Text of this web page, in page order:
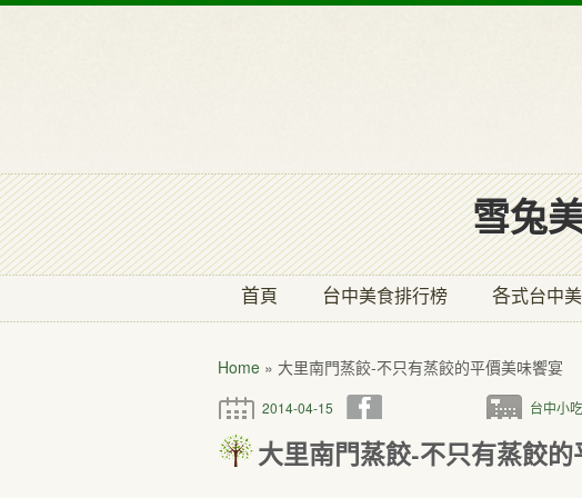
雪兔
首頁 台中美食排行榜 各式台中
Home » 大里南門蒸餃-不只有蒸餃的平價美味饗宴
2014-04-15 台中小
大里南門蒸餃-不只有蒸餃